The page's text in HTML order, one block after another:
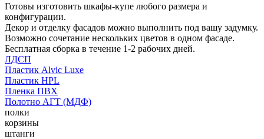
Готовы изготовить шкафы-купе любого размера и
конфигурации.
Декор и отделку фасадов можно выполнить под вашу задумку.
Возможно сочетание нескольких цветов в одном фасаде.
Бесплатная сборка в течение 1-2 рабочих дней.
ЛДСП
Пластик Alvic Luxe
Пластик HPL
Пленка ПВХ
Полотно АГТ (МДФ)
полки
корзины
штанги